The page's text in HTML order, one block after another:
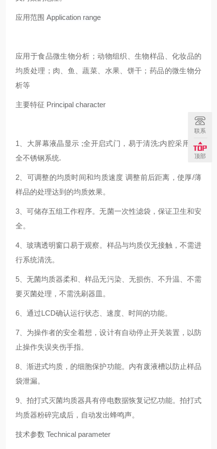
应用范围 Application range
应用于食品微生物分析；动物组织、生物样品、化妆品的
均质处理；肉、鱼、蔬菜、水果、饼干；药品的微生物分
析等
主要特征 Principal character
1、大屏幕液晶显示 ;全开启式门，易于清洗;内腔采用316
全不锈钢系统.
2、可调整的均质时间和均质速度 调整前后距离，使厚/薄
样品的处理达到的均质效果。
3、可储存五组工作程序。无菌一次性滤袋，保证卫生和安
全。
4、玻璃透明窗口易于观察。样品与均质仪无接触，不需进
行系统清洗。
5、无菌均质器柔和、样品无污染、无损伤、不升温、不需
要灭菌处理，不需洗刷器皿。
6、 通过LCD确认运行状态、速度、时间的功能。
7、 为操作者的安全着想，设计有自动停止开关装置，以防
止操作失误夹伤手指。
8、渐进式均质，的细胞保护功能。内有废液槽以防止样品
袋泄漏。
9、拍打式灭菌均质器具有停电数据恢复记忆功能。拍打式
均质器粉碎完成后，自动发出蜂鸣声。
技术参数 Technical parameter
联系
顶部